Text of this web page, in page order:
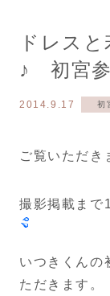
ドレス
♪ 初宮
2014.9.17 初
ご覧いただき
撮影掲載まで
いつきくんの
ただきます。